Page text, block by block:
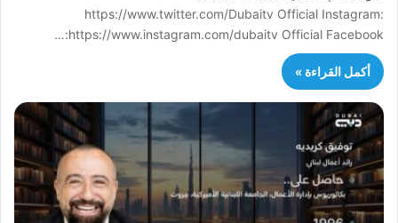
https://www.twitter.com/Dubaitv Official Instagram:
https://www.instagram.com/dubaitv Official Facebook:…
أكمل القراءة »